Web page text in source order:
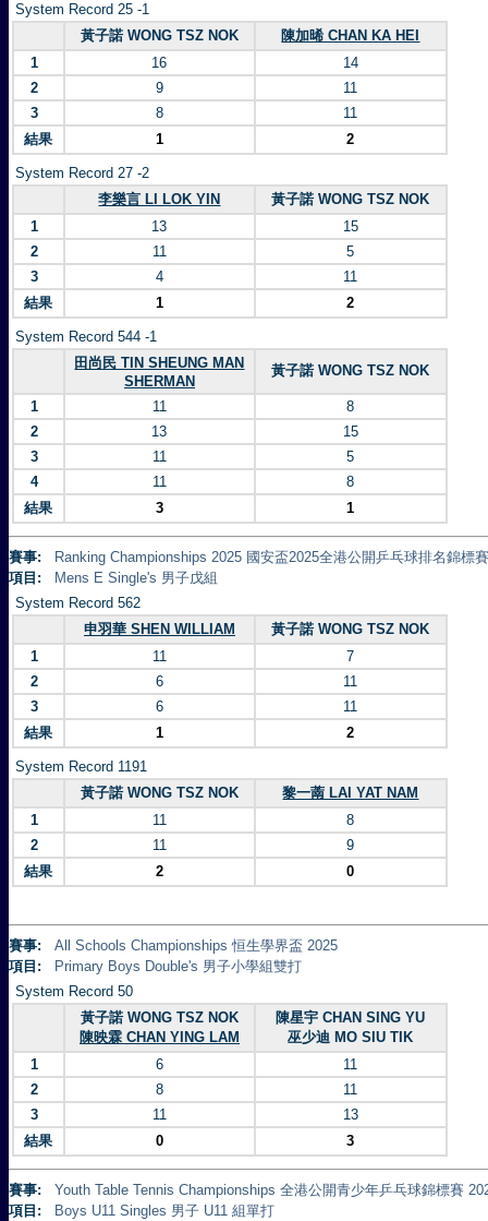
System Record 25 -1
黃子諾 WONG TSZ NOK
陳加晞 CHAN KA HEI
1
16
14
2
9
11
3
8
11
結果
1 2
System Record 27 -2
李樂言 LI LOK YIN
黃子諾 WONG TSZ NOK
1
13
15
2
11
5
3
4
11
結果
1 2
System Record 544 -1
田尚民 TIN SHEUNG MAN
SHERMAN
黃子諾 WONG TSZ NOK
1 11
8
2
13
15
3
11
5
4
11
8
結果
3 1
賽事:
Ranking Championships 2025 國安盃2025全港公開乒乓球排名錦標
項目:
Mens E Single's 男子戊組
System Record 562
申羽華 SHEN WILLIAM
黃子諾 WONG TSZ NOK
1
11
7
2
6
11
3
6
11
結果
1 2
System Record 1191
黃子諾 WONG TSZ NOK
黎一萳 LAI YAT NAM
1
11
8
2
11
9
結果
2 0
賽事:
All Schools Championships 恒生學界盃 2025
項目:
Primary Boys Double's 男子小學組雙打
System Record 50
黃子諾 WONG TSZ NOK
陳映霖 CHAN YING LAM
陳星宇 CHAN SING YU
巫少迪 MO SIU TIK
1
6
11
2
8
11
3
11
13
結果
0 3
賽事:
Youth Table Tennis Championships 全港公開青少年乒乓球錦標賽
項目:
Boys U11 Singles 男子 U11 組單打